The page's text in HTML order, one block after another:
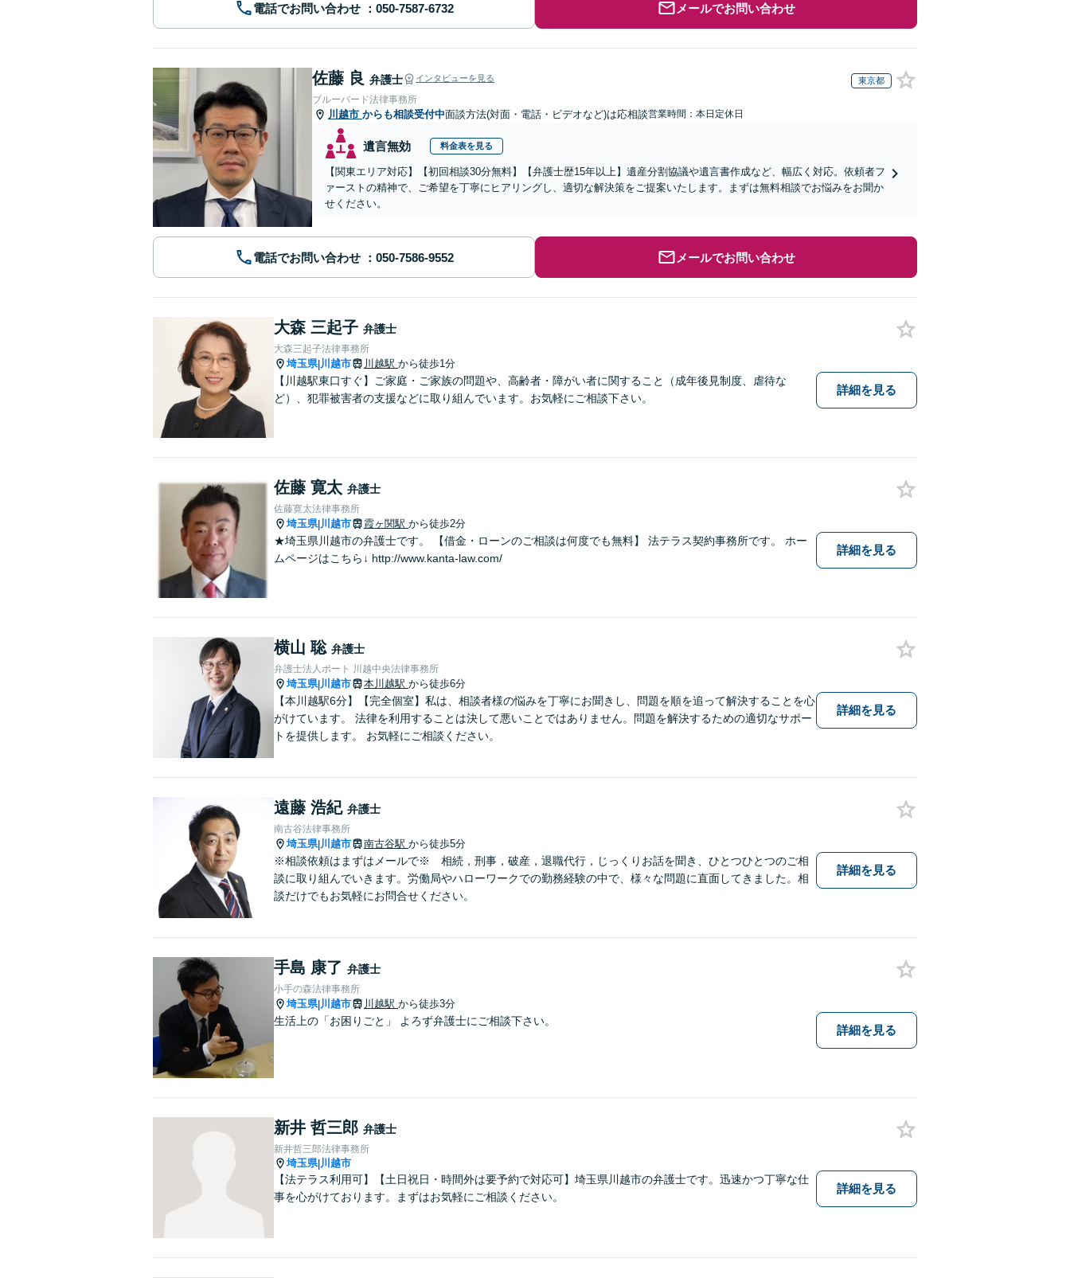
電話でお問い合わせ メールでお問い合わせ
佐藤 良 弁護士 インタビューを見る 東京都
ブルーバード法律事務所
川越市 からも相談受付中面談方法(対面・電話・ビデオなど)は応相談営業時間：本日定休日
遺言無効 料金表を見る
【関東エリア対応】【初回相談30分無料】【弁護士歴15年以上】遺産分割協議や遺言書作成など、幅広く対応。依頼者フ
ァーストの精神で、ご希望を丁寧にヒアリングし、適切な解決策をご提案いたします。まずは無料相談でお悩みをお聞か
せください。
電話でお問い合わせ メールでお問い合わせ
大森 三起子 弁護士
大森三起子法律事務所
埼玉県|川越市 川越駅 から徒歩1分
【川越駅東口すぐ】ご家庭・ご家族の問題や、高齢者・障がい者に関すること（成年後見制度、虐待な
ど）、犯罪被害者の支援などに取り組んでいます。お気軽にご相談下さい。
詳細を見る
佐藤 寛太 弁護士
佐藤寛太法律事務所
埼玉県|川越市 霞ヶ関駅 から徒歩2分
★埼玉県川越市の弁護士です。 【借金・ローンのご相談は何度でも無料】 法テラス契約事務所です。 ホー
ムページはこちら↓ http://www.kanta-law.com/
詳細を見る
横山 聡 弁護士
弁護士法人ポート 川越中央法律事務所
埼玉県|川越市 本川越駅 から徒歩6分
【本川越駅6分】【完全個室】私は、相談者様の悩みを丁寧にお聞きし、問題を順を追って解決することを心
がけています。 法律を利用することは決して悪いことではありません。問題を解決するための適切なサポー
トを提供します。 お気軽にご相談ください。
詳細を見る
遠藤 浩紀 弁護士
南古谷法律事務所
埼玉県|川越市 南古谷駅 から徒歩5分
※相談依頼はまずはメールで※ 相続，刑事，破産，退職代行，じっくりお話を聞き、ひとつひとつのご相
談に取り組んでいきます。労働局やハローワークでの勤務経験の中で、様々な問題に直面してきました。相
談だけでもお気軽にお問合せください。
詳細を見る
手島 康了 弁護士
小手の森法律事務所
埼玉県|川越市 川越駅 から徒歩3分
生活上の「お困りごと」 よろず弁護士にご相談下さい。
詳細を見る
新井 哲三郎 弁護士
新井哲三郎法律事務所
埼玉県|川越市
【法テラス利用可】【土日祝日・時間外は要予約で対応可】埼玉県川越市の弁護士です。迅速かつ丁寧な仕
事を心がけております。まずはお気軽にご相談ください。
詳細を見る